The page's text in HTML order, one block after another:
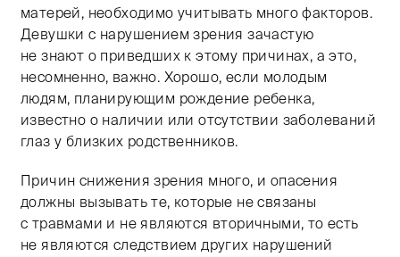
матерей, необходимо учитывать много факторов.
Девушки с нарушением зрения зачастую
не знают о приведших к этому причинах, а это,
несомненно, важно. Хорошо, если молодым
людям, планирующим рождение ребенка,
известно о наличии или отсутствии заболеваний
глаз у близких родственников.
Причин снижения зрения много, и опасения
должны вызывать те, которые не связаны
с травмами и не являются вторичными, то есть
не являются следствием других нарушений